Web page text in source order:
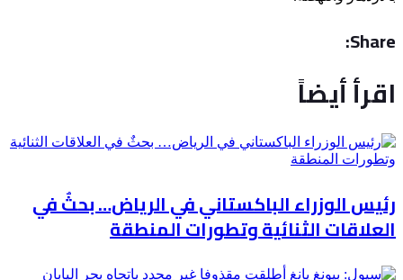
Share:
اقرأ أيضاً
رئيس الوزراء الباكستاني في الرياض… بحثٌ في
العلاقات الثنائية وتطورات المنطقة